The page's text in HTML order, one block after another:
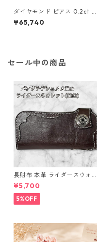
ダイヤモンド ピアス 0.2ct K1
8 イエローゴールド 0.2カラッ
ト 花 フラワーモチーフ ピアス
¥65,740
セール中の商品
長財布 本革 ライダースウォレ
ット 国産 ヌメ革 ブラウン バ
ングラデシュ l175 レザー 革財
布 ハンドメイド 経年変化
¥5,700
5%OFF